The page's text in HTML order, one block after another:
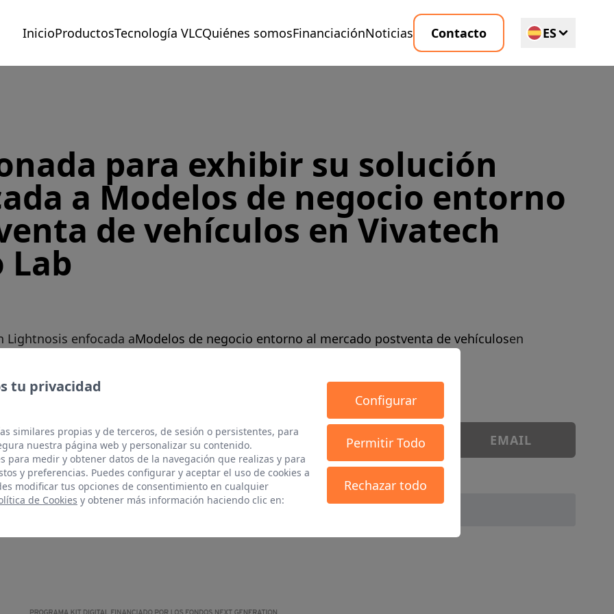
InicioProductosTecnología VLCQuiénes somosFinanciaciónNoticias Contacto ES
para exhibir su solución
a Modelos de negocio entorno
de vehículos en Vivatech
Lab
Lightnosis enfocada aModelos de negocio entorno al mercado postventa de vehículosen
LINKEDIN WHATSAPP EMAIL
/
tu privacidad
similares propias y de terceros, de sesión o persistentes, para
nuestra página web y personalizar su contenido.
para medir y obtener datos de la navegación que realizas y para
y preferencias. Puedes configurar y aceptar el uso de cookies a
modificar tus opciones de consentimiento en cualquier
de Cookies y obtener más información haciendo clic en:
Configurar
Permitir Todo
Rechazar todo